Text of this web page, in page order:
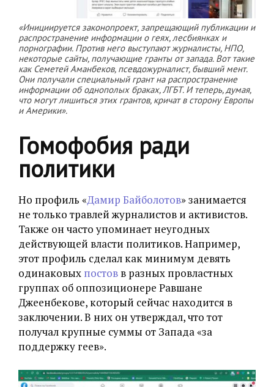
«Инициируется законопроект, запрещающий публикации и
распространение информации о геях, лесбиянках и
порнографии. Против него выступают журналисты, НПО,
некоторые сайты, получающие гранты от запада. Вот такие
как Семетей Аманбеков, псевдожурналист, бывший мент.
Они получали специальный грант на распространение
информации об однополых браках, ЛГБТ. И теперь, думая,
что могут лишиться этих грантов, кричат в сторону Европы
и Америки».
Гомофобия ради
политики
Но профиль «Дамир Байболотов» занимается
не только травлей журналистов и активистов.
Также он часто упоминает неугодных
действующей власти политиков. Например,
этот профиль сделал как минимум девять
одинаковых постов в разных провластных
группах об оппозиционере Равшане
Джеенбекове, который сейчас находится в
заключении. В них он утверждал, что тот
получал крупные суммы от Запада «за
поддержку геев».